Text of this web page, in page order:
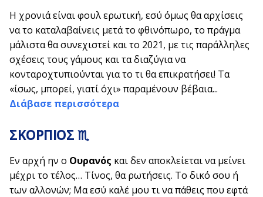
Η χρονιά είναι φουλ ερωτική, εσύ όμως θα αρχίσεις
να το καταλαβαίνεις μετά το φθινόπωρο, το πράγμα
μάλιστα θα συνεχιστεί και το 2021, με τις παράλληλες
σχέσεις τους γάμους και τα διαζύγια να
κονταροχτυπιούνται για το τι θα επικρατήσει! Τα
«ίσως, μπορεί, γιατί όχι» παραμένουν βέβαια...
Διάβασε περισσότερα
ΣΚΟΡΠΙΟΣ♏
Εν αρχή ην ο Ουρανός και δεν αποκλείεται να μείνει
μέχρι το τέλος… Τίνος, θα ρωτήσεις. Το δικό σου ή
των αλλονών; Μα εσύ καλέ μου τι να πάθεις που εφτά